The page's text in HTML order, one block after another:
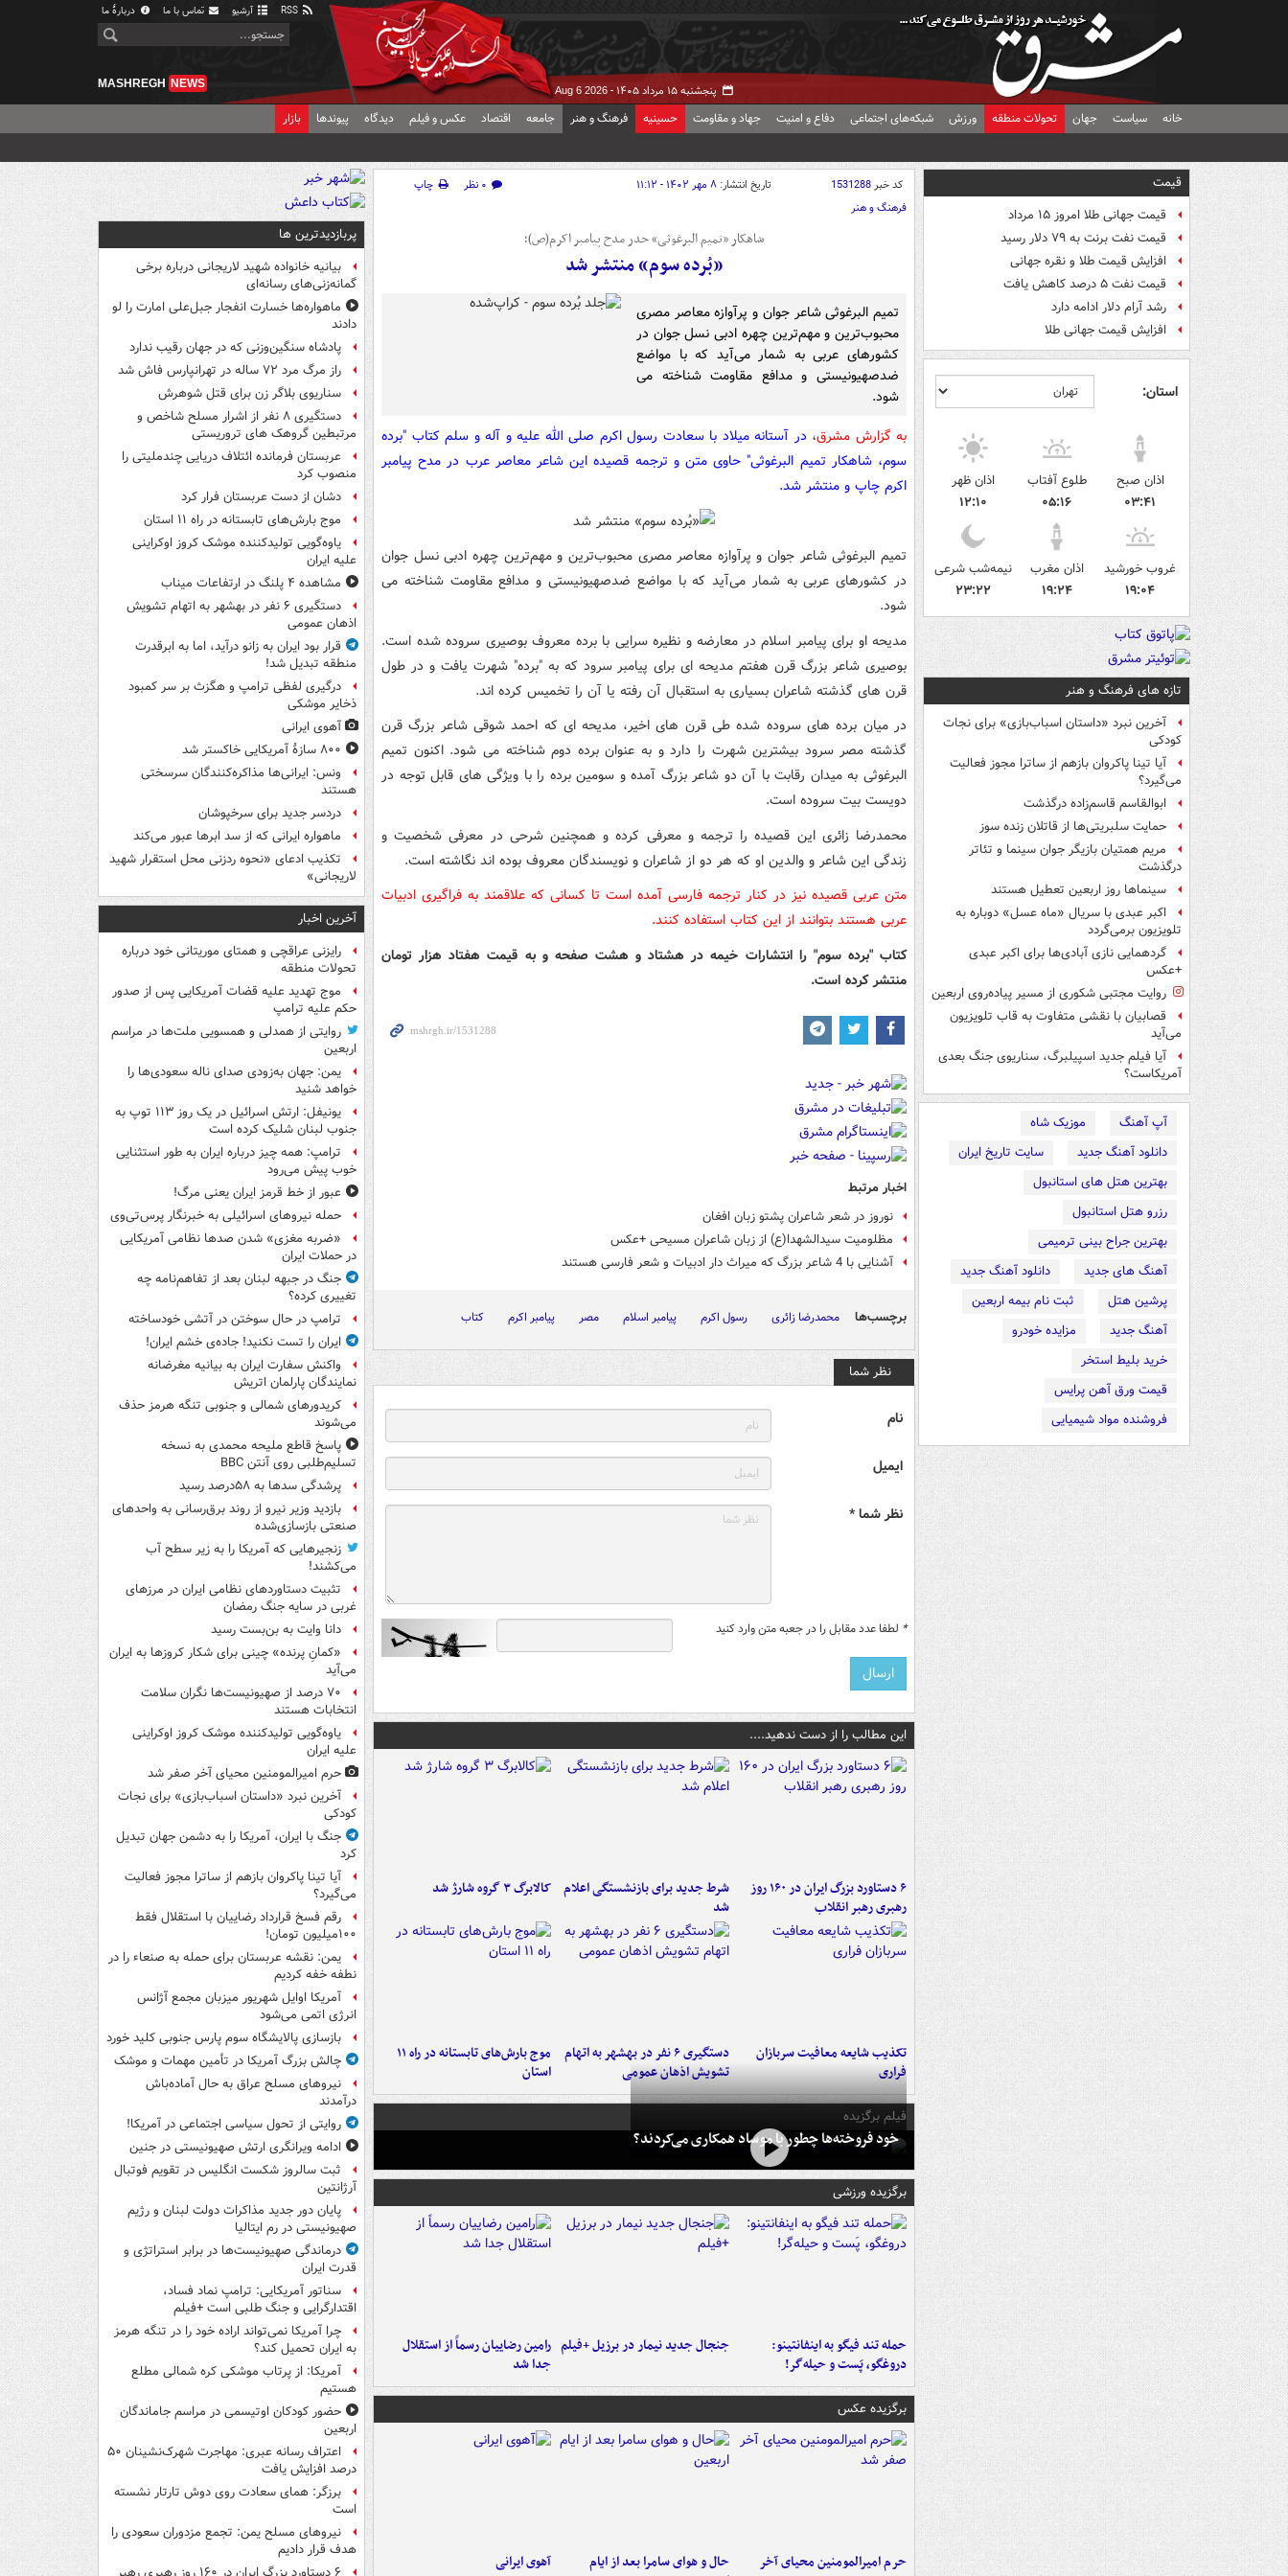
آرشیو تماس با ما دربارهٔ ما
پنجشنبه ۱۵ مرداد ۱۴۰۵ - Aug 6 2026
MASHREGH NEWS
خانه سیاست جهان تحولات منطقه ورزش شبکه‌های اجتماعی دفاع و امنیت جهاد و مقاومت حسینیه فرهنگ و هنر جامعه اقتصاد عکس و فیلم دیدگاه پیوندها بازار
قیمت
قیمت جهانی طلا امروز ۱۵ مرداد
قیمت نفت برنت به ۷۹ دلار رسید
افزایش قیمت طلا و نقره جهانی
قیمت نفت ۵ درصد کاهش یافت
رشد آرام دلار ادامه دارد
افزایش قیمت جهانی طلا
استان:
اذان صبح
۰۳:۴۱
طلوع آفتاب
۰۵:۱۶
اذان ظهر
۱۲:۱۰
غروب خورشید
۱۹:۰۴
اذان مغرب
۱۹:۲۴
نیمه‌شب شرعی
۲۳:۲۲
تازه های فرهنگ و هنر
آخرین نبرد «داستان اسباب‌بازی» برای نجات
کودکی
آیا تینا پاکروان بازهم از ساترا مجوز فعالیت
می‌گیرد؟
ابوالقاسم قاسم‌زاده درگذشت
حمایت سلبریتی‌ها از قاتلان زنده سوز
مریم همتیان بازیگر جوان سینما و تئاتر
درگذشت
سینماها روز اربعین تعطیل هستند
اکبر عبدی با سریال «ماه عسل» دوباره به
تلویزیون برمی‌گردد
گردهمایی نازی آبادی‌ها برای اکبر عبدی
+عکس
روایت مجتبی شکوری از مسیر پیاده‌روی اربعین
قصابیان با نقشی متفاوت به قاب تلویزیون
می‌آید
آیا فیلم جدید اسپیلبرگ، سناریوی جنگ بعدی
آمریکاست؟
آپ آهنگ
موزیک شاه
دانلود آهنگ جدید
سایت تاریخ ایران
بهترین هتل های استانبول
رزرو هتل استانبول
بهترین جراح بینی ترمیمی
آهنگ های جدید
دانلود آهنگ جدید
پرشین هتل
ثبت نام بیمه اربعین
آهنگ جدید
مزایده خودرو
خرید بلیط استخر
قیمت ورق آهن پرایس
فروشنده مواد شیمیایی
کد خبر1531288 تاریخ انتشار: ۸ مهر ۱۴۰۲ - ۱۱:۱۲ ۰ نظر
چاپ
فرهنگ و هنر
شاهکار «تمیم البرغوثی» حدر مدح پیامبر اکرم(ص)؛
«بُرده سوم» منتشر شد
تمیم البرغوثی شاعر جوان و پرآوازه معاصر مصری
محبوب‌ترین و مهم‌ترین چهره ادبی نسل جوان در
کشورهای عربی به شمار می‌آید که با مواضع
ضدصهیونیستی و مدافع مقاومت شناخته می
شود.
به گزارش مشرق، در آستانه میلاد با سعادت رسول اکرم صلی الله علیه و آله و سلم کتاب "برده
سوم، شاهکار تمیم البرغوثی" حاوی متن و ترجمه قصیده این شاعر معاصر عرب در مدح پیامبر
اکرم چاپ و منتشر شد.
تمیم البرغوثی شاعر جوان و پرآوازه معاصر مصری محبوب‌ترین و مهم‌ترین چهره ادبی نسل جوان
در کشورهای عربی به شمار می‌آید که با مواضع ضدصهیونیستی و مدافع مقاومت شناخته می
شود.
مدیحه او برای پیامبر اسلام در معارضه و نظیره سرایی با برده معروف بوصیری سروده شده است.
بوصیری شاعر بزرگ قرن هفتم مدیحه ای برای پیامبر سرود که به "برده" شهرت یافت و در طول
قرن های گذشته شاعران بسیاری به استقبال آن رفته یا آن را تخمیس کرده اند.
در میان برده های سروده شده طی قرن های اخیر، مدیحه ای که احمد شوقی شاعر بزرگ قرن
گذشته مصر سرود بیشترین شهرت را دارد و به عنوان برده دوم شناخته می شود. اکنون تمیم
البرغوثی به میدان رقابت با آن دو شاعر بزرگ آمده و سومین برده را با ویژگی های قابل توجه در
دویست بیت سروده است.
محمدرضا زائری این قصیده را ترجمه و معرفی کرده و همچنین شرحی در معرفی شخصیت و
زندگی این شاعر و والدین او که هر دو از شاعران و نویسندگان معروف بوده اند نگاشته است.
متن عربی قصیده نیز در کنار ترجمه فارسی آمده است تا کسانی که علاقمند به فراگیری ادبیات
عربی هستند بتوانند از این کتاب استفاده کنند.
کتاب "برده سوم" را انتشارات خیمه در هشتاد و هشت صفحه و به قیمت هفتاد هزار تومان
منتشر کرده است.
اخبار مرتبط
نوروز در شعر شاعران پشتو زبان افغان
مظلومیت سیدالشهدا(ع) از زبان شاعران مسیحی +عکس
آشنایی با 4 شاعر بزرگ که میراث دار ادبیات و شعر فارسی هستند
برچسب‌ها محمدرضا زائری رسول اکرم پیامبر اسلام مصر پیامبر اکرم کتاب
نظر شما
نام
ایمیل
نظر شما *
* لطفا عدد مقابل را در جعبه متن وارد کنید
این مطالب را از دست ندهید....
۶ دستاورد بزرگ ایران در ۱۶۰ روز
رهبری رهبر انقلاب
شرط جدید برای بازنشستگی اعلام
شد
کالابرگ ۳ گروه شارژ شد
تکذیب شایعه معافیت سربازان
فراری
دستگیری ۶ نفر در بهشهر به اتهام
تشویش اذهان عمومی
موج بارش‌های تابستانه در راه ۱۱
استان
فیلم برگزیده
خود فروخته‌ها چطور با موساد همکاری می‌کردند؟
برگزیده ورزشی
حمله تند فیگو به اینفانتینو:
دروغگو، پَست‌ و حیله‌گر!
جنجال جدید نیمار در برزیل +فیلم رامین رضاییان رسماً از استقلال
جدا شد
برگزیده عکس
حرم امیرالمومنین محیای آخر
حال و هوای سامرا بعد از ایام
آهوی ایرانی
پربازدیدترین ها
بیانیه خانواده شهید لاریجانی درباره برخی
گمانه‌زنی‌های رسانه‌ای
ماهواره‌ها خسارت انفجار جبل‌علی امارت را لو
دادند
پادشاه سنگین‌وزنی که در جهان رقیب ندارد
راز مرگ مرد ۷۲ ساله در تهرانپارس فاش شد
سناریوی بلاگر زن برای قتل شوهرش
دستگیری ۸ نفر از اشرار مسلح شاخص و
مرتبطین گروهک های تروریستی
عربستان فرمانده ائتلاف دریایی چندملیتی را
منصوب کرد
دشان از دست عربستان فرار کرد
موج بارش‌های تابستانه در راه ۱۱ استان
یاوه‌گویی تولیدکننده موشک کروز اوکراینی
علیه ایران
مشاهده ۴ پلنگ در ارتفاعات میناب
دستگیری ۶ نفر در بهشهر به اتهام تشویش
اذهان عمومی
قرار بود ایران به زانو درآید، اما به ابرقدرت
منطقه تبدیل شد!
درگیری لفظی ترامپ و هگزث بر سر کمبود
ذخایر موشکی
آهوی ایرانی
۸۰۰ سازۀ آمریکایی خاکستر شد
ونس: ایرانی‌ها مذاکره‌کنندگان سرسختی
هستند
دردسر جدید برای سرخپوشان
ماهواره ایرانی که از سد ابرها عبور می‌کند
تکذیب ادعای «نحوه ردزنی محل استقرار شهید
لاریجانی»
آخرین اخبار
رایزنی عراقچی و همتای موریتانی خود درباره
تحولات منطقه
موج تهدید علیه قضات آمریکایی پس از صدور
حکم علیه ترامپ
روایتی از همدلی و همسویی ملت‌ها در مراسم
اربعین
یمن: جهان به‌زودی صدای ناله سعودی‌ها را
خواهد شنید
یونیفل: ارتش اسرائیل در یک روز ۱۱۳ توپ به
جنوب لبنان شلیک کرده است
ترامپ: همه چیز درباره ایران به طور استثنایی
خوب پیش می‌رود
عبور از خط قرمز ایران یعنی مرگ!
حمله نیروهای اسرائیلی به خبرنگار پرس‌تی‌وی
«ضربه مغزی» شدن صدها نظامی آمریکایی
در حملات ایران
جنگ در جبهه لبنان بعد از تفاهم‌نامه چه
تغییری کرده؟
ترامپ در حال سوختن در آتشی خودساخته
ایران را تست نکنید! جاده‌ی خشم ایران!
واکنش سفارت ایران به بیانیه مغرضانه
نمایندگان پارلمان اتریش
کریدورهای شمالی و جنوبی تنگه هرمز حذف
می‌شوند
پاسخ قاطع ملیحه محمدی به نسخه
تسلیم‌طلبی روی آنتن BBC
پرشدگی سدها به ۵۸درصد رسید
بازدید وزیر نیرو از روند برق‌رسانی به واحدهای
صنعتی بازسازی‌شده
زنجیرهایی که آمریکا را به زیر سطح آب
می‌کشند!
تثبیت دستاوردهای نظامی ایران در مرزهای
غربی در سایه جنگ رمضان
دانا وایت به بن‌بست رسید
«کمانِ پرنده» چینی برای شکار کروزها به ایران
می‌آید
۷۰ درصد از صهیونیست‌ها نگران سلامت
انتخابات هستند
یاوه‌گویی تولیدکننده موشک کروز اوکراینی
علیه ایران
حرم امیرالمومنین محیای آخر صفر شد
آخرین نبرد «داستان اسباب‌بازی» برای نجات
کودکی
جنگ با ایران، آمریکا را به دشمن جهان تبدیل
کرد
آیا تینا پاکروان بازهم از ساترا مجوز فعالیت
می‌گیرد؟
رقم فسخ قرارداد رضاییان با استقلال فقط
۱۰۰میلیون تومان!
یمن: نقشه عربستان برای حمله به صنعاء را در
نطفه خفه کردیم
آمریکا اوایل شهریور میزبان مجمع آژانس
انرژی اتمی می‌شود
بازسازی پالایشگاه سوم پارس جنوبی کلید خورد
چالش بزرگ آمریکا در تأمین مهمات و موشک
نیروهای مسلح عراق به حال آماده‌باش
درآمدند
روایتی از تحول سیاسی اجتماعی در آمریکا!
ادامه ویرانگری ارتش صهیونیستی در جنین
ثبت سالروز شکست انگلیس در تقویم فوتبال
آرژانتین
پایان دور جدید مذاکرات دولت لبنان و رژیم
صهیونیستی در رم ایتالیا
درماندگی صهیونیست‌ها در برابر استراتژی و
قدرت ایران
سناتور آمریکایی: ترامپ نماد فساد،
اقتدارگرایی و جنگ طلبی است +فیلم
چرا آمریکا نمی‌تواند اراده خود را در تنگه هرمز
به ایران تحمیل کند؟
آمریکا: از پرتاب موشکی کره شمالی مطلع
هستیم
حضور کودکان اوتیسمی در مراسم جاماندگان
اربعین
اعتراف رسانه عبری: مهاجرت شهرک‌نشینان ۵۰
درصد افزایش یافت
برزگر: همای سعادت روی دوش تارتار نشسته
است
نیروهای مسلح یمن: تجمع مزدوران سعودی را
هدف قرار دادیم